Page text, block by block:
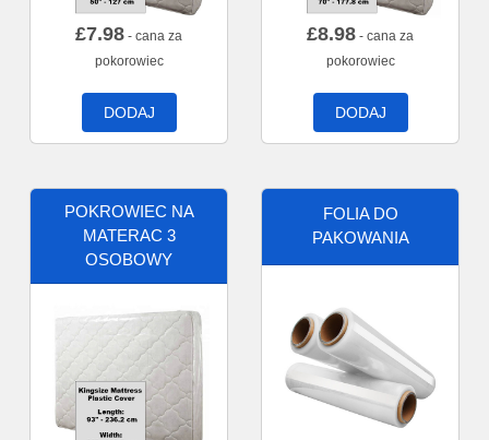
£7.98 - cana za
pokorowiec
DODAJ
£8.98 - cana za
pokorowiec
DODAJ
POKROWIEC NA
MATERAC 3
OSOBOWY
FOLIA DO
PAKOWANIA